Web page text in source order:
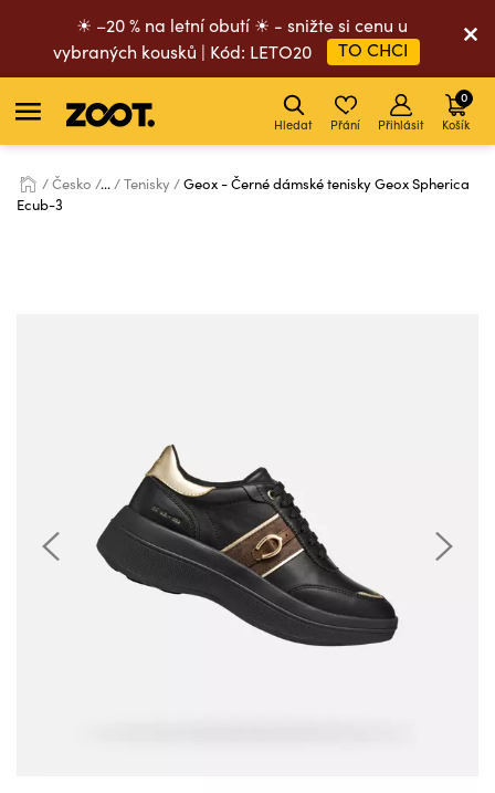
☀ –20 % na letní obutí ☀ - snižte si cenu u
vybraných kousků | Kód: LETO20
TO CHCI
Hledat Přání Přihlásit Košík
0
Česko ... Tenisky
Geox - Černé dámské tenisky Geox Spherica
Ecub-3